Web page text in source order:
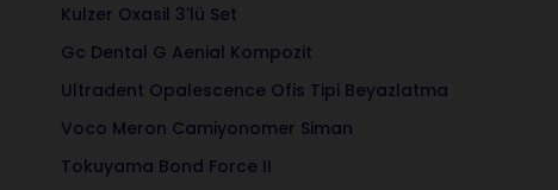
Kulzer Oxasil 3'lü Set
Gc Dental G Aenial Kompozit
Ultradent Opalescence Ofis Tipi Beyazlatma
Voco Meron Camiyonomer Siman
Tokuyama Bond Force II